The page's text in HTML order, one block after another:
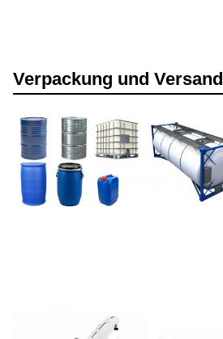
Verpackung und Versand